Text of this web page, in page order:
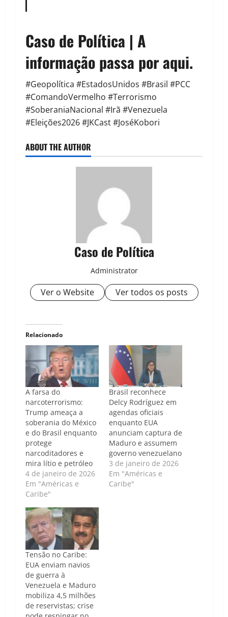
Caso de Política | A
informação passa por aqui.
#Geopolítica #EstadosUnidos #Brasil #PCC
#ComandoVermelho #Terrorismo
#SoberaniaNacional #Irã #Venezuela
#Eleições2026 #JKCast #JoséKobori
ABOUT THE AUTHOR
Caso de Política
Administrator
Ver o Website Ver todos os posts
Relacionado
A farsa do
narcoterrorismo:
Trump ameaça a
soberania do México
e do Brasil enquanto
protege
narcoditadores e
mira lítio e petróleo
4 de janeiro de 2026
Em "Américas e
Caribe"
Brasil reconhece
Delcy Rodríguez em
agendas oficiais
enquanto EUA
anunciam captura de
Maduro e assumem
governo venezuelano
3 de janeiro de 2026
Em "Américas e
Caribe"
Tensão no Caribe:
EUA enviam navios
de guerra à
Venezuela e Maduro
mobiliza 4,5 milhões
de reservistas; crise